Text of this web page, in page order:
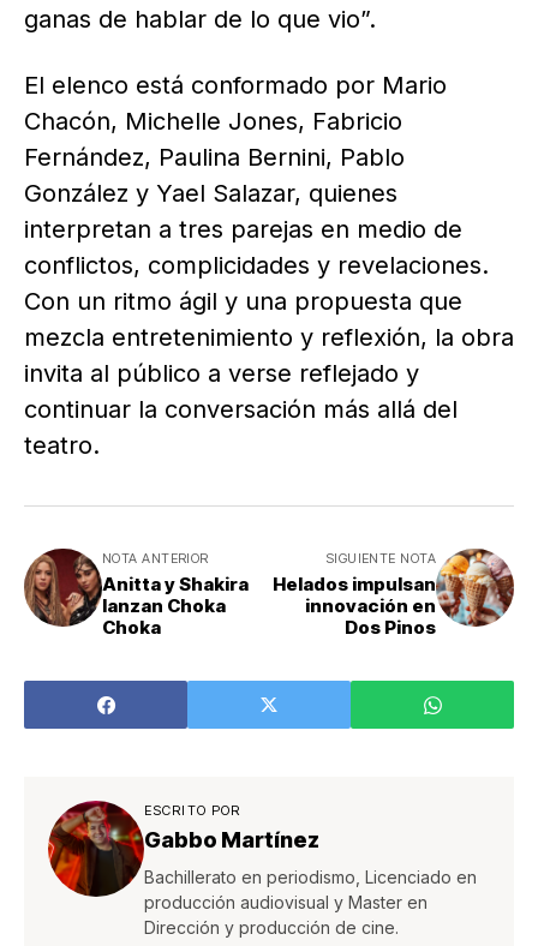
ganas de hablar de lo que vio”.
El elenco está conformado por Mario
Chacón, Michelle Jones, Fabricio
Fernández, Paulina Bernini, Pablo
González y Yael Salazar, quienes
interpretan a tres parejas en medio de
conflictos, complicidades y revelaciones.
Con un ritmo ágil y una propuesta que
mezcla entretenimiento y reflexión, la obra
invita al público a verse reflejado y
continuar la conversación más allá del
teatro.
NOTA ANTERIOR
Anitta y Shakira
lanzan Choka
Choka
SIGUIENTE NOTA
Helados impulsan
innovación en
Dos Pinos
ESCRITO POR
Gabbo Martínez
Bachillerato en periodismo, Licenciado en
producción audiovisual y Master en
Dirección y producción de cine.